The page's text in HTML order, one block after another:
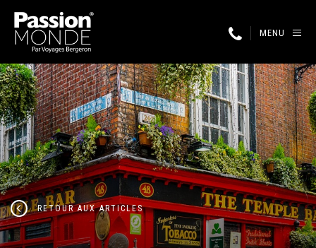
MENU
RETOUR AUX ARTICLES